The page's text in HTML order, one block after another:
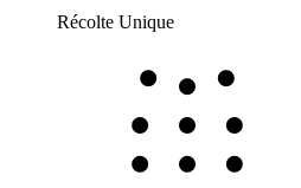
Récolte Unique